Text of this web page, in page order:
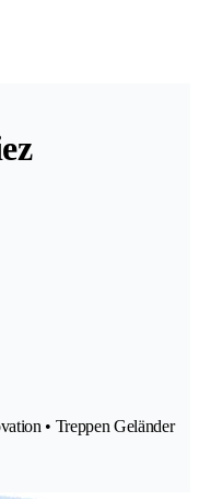
• Treppen Geländer